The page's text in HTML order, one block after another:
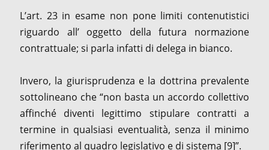
L’art. 23 in esame non pone limiti contenutistici
riguardo all’ oggetto della futura normazione
contrattuale; si parla infatti di delega in bianco.
Invero, la giurisprudenza e la dottrina prevalente
sottolineano che “non basta un accordo collettivo
affinché diventi legittimo stipulare contratti a
termine in qualsiasi eventualità, senza il minimo
riferimento al quadro legislativo e di sistema [9]”.